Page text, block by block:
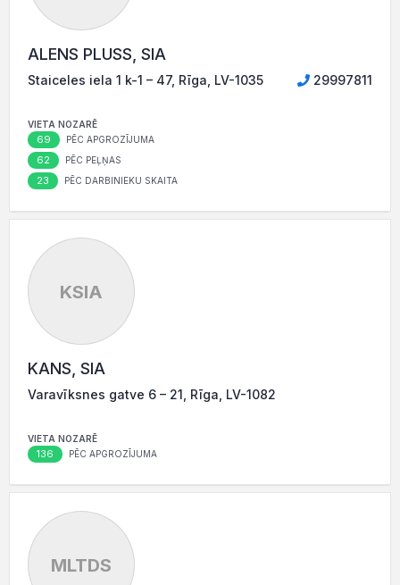
ALENS PLUSS, SIA
Staiceles iela 1 k-1 – 47, Rīga, LV-1035 29997811
VIETA NOZARĒ
69 PĒC APGROZĪJUMA
62 PĒC PEĻŅAS
23 PĒC DARBINIEKU SKAITA
KSIA
KANS, SIA
Varavīksnes gatve 6 – 21, Rīga, LV-1082
VIETA NOZARĒ
136 PĒC APGROZĪJUMA
MLTDS